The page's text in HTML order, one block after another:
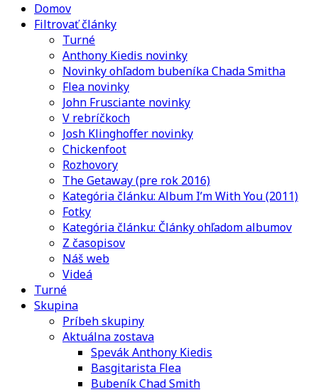
Domov
Filtrovať články
Turné
Anthony Kiedis novinky
Novinky ohľadom bubeníka Chada Smitha
Flea novinky
John Frusciante novinky
V rebríčkoch
Josh Klinghoffer novinky
Chickenfoot
Rozhovory
The Getaway (pre rok 2016)
Kategória článku: Album I’m With You (2011)
Fotky
Kategória článku: Články ohľadom albumov
Z časopisov
Náš web
Videá
Turné
Skupina
Príbeh skupiny
Aktuálna zostava
Spevák Anthony Kiedis
Basgitarista Flea
Bubeník Chad Smith